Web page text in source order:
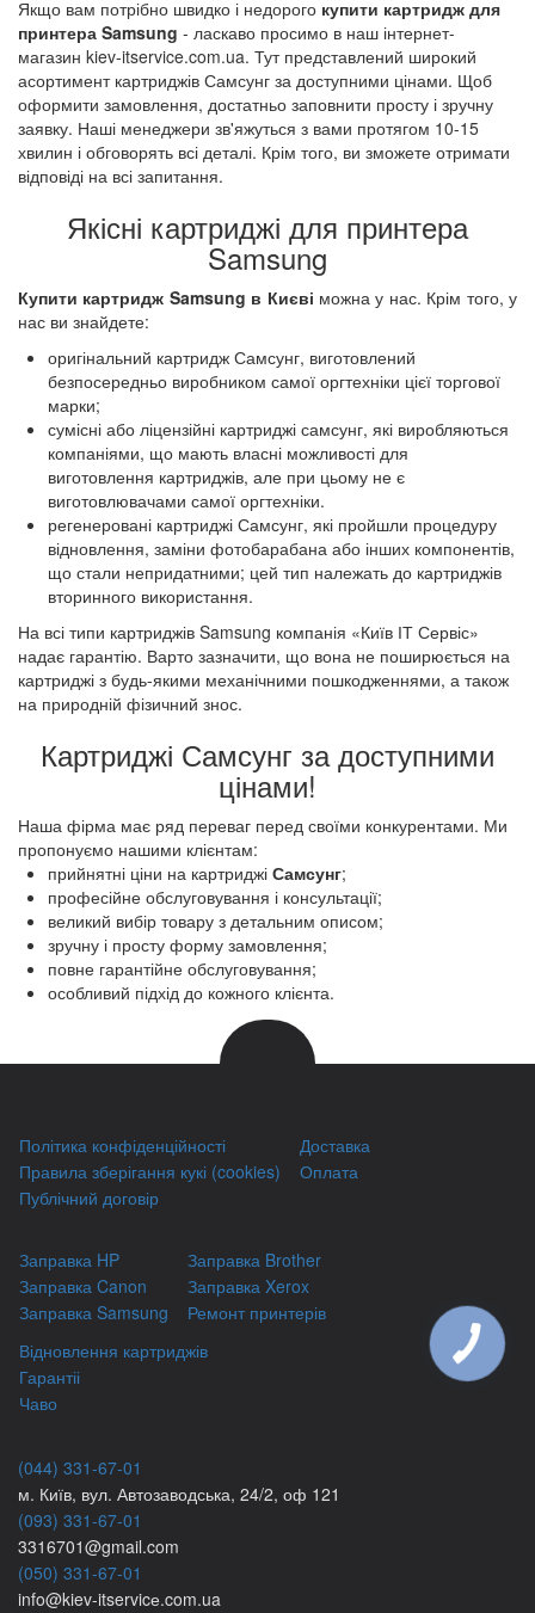
Якщо вам потрібно швидко і недорого купити картридж для
принтера Samsung - ласкаво просимо в наш інтернет-
магазин kiev-itservice.com.ua. Тут представлений широкий
асортимент картриджів Самсунг за доступними цінами. Щоб
оформити замовлення, достатньо заповнити просту і зручну
заявку. Наші менеджери зв'яжуться з вами протягом 10-15
хвилин і обговорять всі деталі. Крім того, ви зможете отримати
відповіді на всі запитання.
Якісні картриджі для принтера
Samsung
Купити картридж Samsung в Києві можна у нас. Крім того, у
нас ви знайдете:
оригінальний картридж Самсунг, виготовлений
безпосередньо виробником самої оргтехніки цієї торгової
марки;
сумісні або ліцензійні картриджі самсунг, які виробляються
компаніями, що мають власні можливості для
виготовлення картриджів, але при цьому не є
виготовлювачами самої оргтехніки.
регенеровані картриджі Самсунг, які пройшли процедуру
відновлення, заміни фотобарабана або інших компонентів,
що стали непридатними; цей тип належать до картриджів
вторинного використання.
На всі типи картриджів Samsung компанія «Київ ІТ Сервіс»
надає гарантію. Варто зазначити, що вона не поширюється на
картриджі з будь-якими механічними пошкодженнями, а також
на природній фізичний знос.
Картриджі Самсунг за доступними
цінами!
Наша фірма має ряд переваг перед своїми конкурентами. Ми
пропонуємо нашими клієнтам:
прийнятні ціни на картриджі Самсунг;
професійне обслуговування і консультації;
великий вибір товару з детальним описом;
зручну і просту форму замовлення;
повне гарантійне обслуговування;
особливий підхід до кожного клієнта.
Політика конфіденційності
Правила зберігання кукі (cookies)
Публічний договір
Доставка
Оплата
Заправка HP
Заправка Canon
Заправка Samsung
Заправка Brother
Заправка Xerox
Ремонт принтерів
Відновлення картриджів
Гарантіі
Чаво
(044) 331-67-01
м. Київ, вул. Автозаводська, 24/2, оф 121
(093) 331-67-01
3316701@gmail.com
(050) 331-67-01
info@kiev-itservicе.com.ua